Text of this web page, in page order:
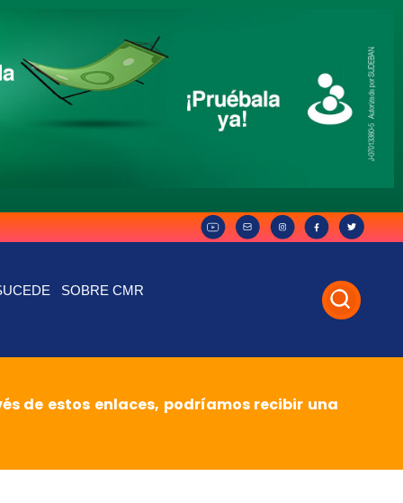
SOBRE CMR
de estos enlaces, podríamos recibir una